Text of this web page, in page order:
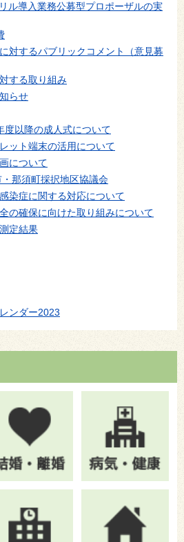
ル導入業務公募型プロポーザルの実
対するパブリックコメント（意見募
する取り組み
らせ
度以降の成人式について
ット端末の活用について
について
那須町採択地区協議会
染症に関する対応について
の確保に向けた取り組みについて
定結果
ンダー2023